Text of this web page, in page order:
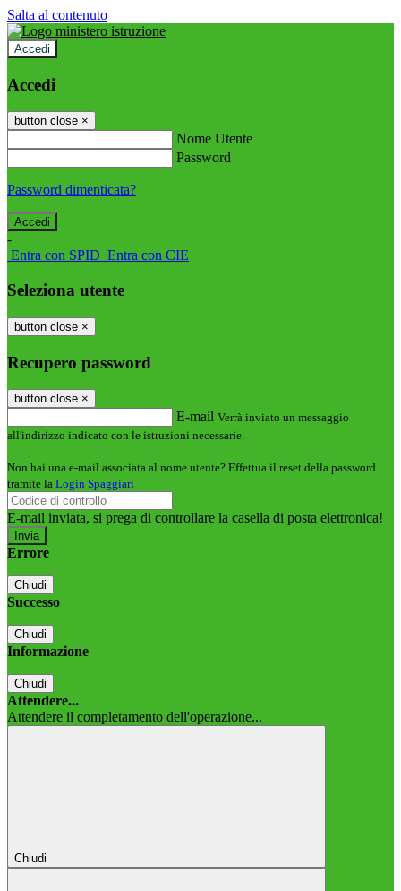
Salta al contenuto
Accedi
Accedi
button close ×
Nome Utente
Password
Password dimenticata?
-
Entra con SPID Entra con CIE
Seleziona utente
button close ×
Recupero password
button close ×
E-mail Verrà inviato un messaggio
all'indirizzo indicato con le istruzioni necessarie.
Non hai una e-mail associata al nome utente? Effettua il reset della password
tramite la Login Spaggiari
E-mail inviata, si prega di controllare la casella di posta elettronica!
Errore
Chiudi
Successo
Chiudi
Informazione
Chiudi
Attendere...
Attendere il completamento dell'operazione...
Chiudi